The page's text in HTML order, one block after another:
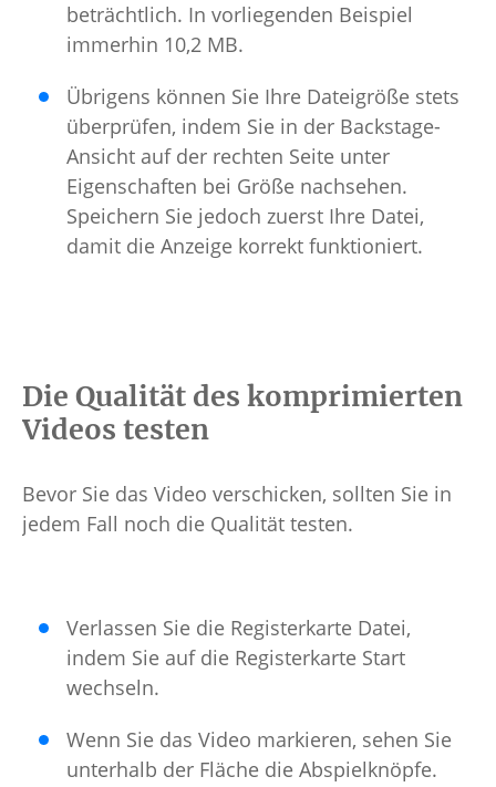
beträchtlich. In vorliegenden Beispiel
immerhin 10,2 MB.
Übrigens können Sie Ihre Dateigröße stets
überprüfen, indem Sie in der Backstage-
Ansicht auf der rechten Seite unter
Eigenschaften bei Größe nachsehen.
Speichern Sie jedoch zuerst Ihre Datei,
damit die Anzeige korrekt funktioniert.
Die Qualität des komprimierten
Videos testen
Bevor Sie das Video verschicken, sollten Sie in
jedem Fall noch die Qualität testen.
Verlassen Sie die Registerkarte Datei,
indem Sie auf die Registerkarte Start
wechseln.
Wenn Sie das Video markieren, sehen Sie
unterhalb der Fläche die Abspielknöpfe.